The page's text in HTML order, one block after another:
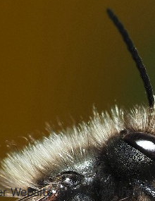
Website. Einige von